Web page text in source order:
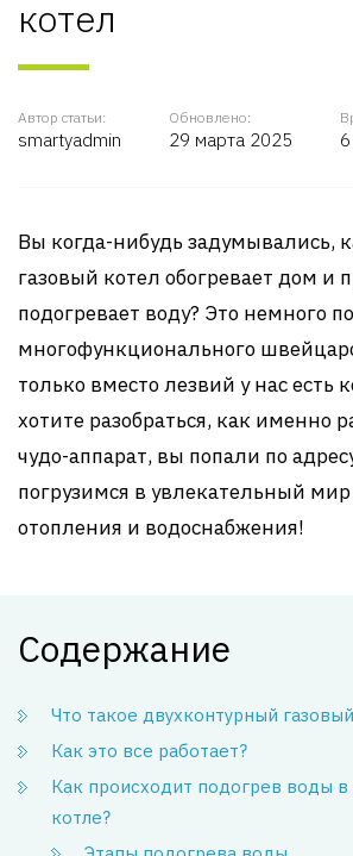
котел
Автор статьи:
smartyadmin
Обновлено:
29 марта 2025
Вы когда-нибудь задумывались,
газовый котел обогревает дом и
подогревает воду? Это немного
многофункционального
только вместо лезвий у нас есть
хотите разобраться, как именно
чудо-аппарат, вы попали по
погрузимся в увлекательный
отопления и водоснабжения!
Содержание
Что такое двухконтурный
Как это все работает?
Как происходит подогрев воды в
котле?